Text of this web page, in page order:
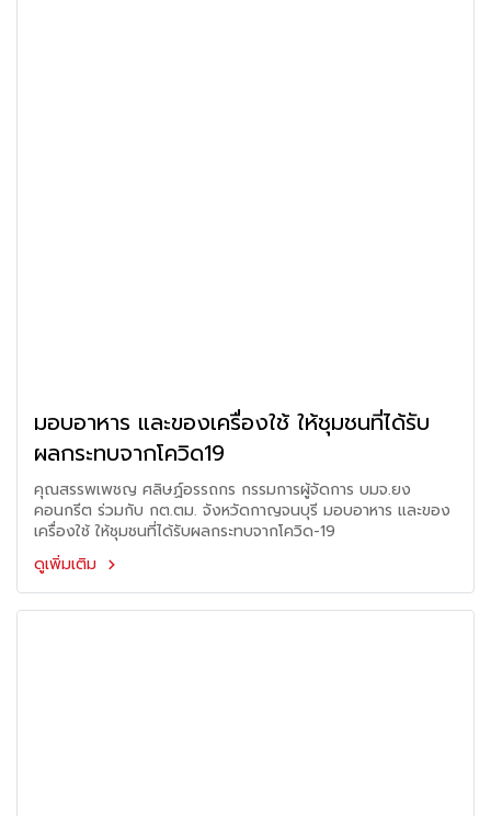
มอบอาหาร และของเครื่องใช้ ให้ชุมชนที่ได้รับ
ผลกระทบจากโควิด19
คุณสรรพเพชญ ศลิษฏ์อรรถกร กรรมการผู้จัดการ บมจ.ยง
คอนกรีต ร่วมกับ กต.ตม. จังหวัดกาญจนบุรี มอบอาหาร และของ
เครื่องใช้ ให้ชุมชนที่ได้รับผลกระทบจากโควิด-19
ดูเพิ่มเติม